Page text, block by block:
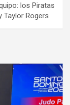
los Piratas
Taylor Rogers